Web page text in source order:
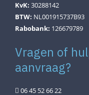
KvK: 30288142
BTW: NL001915737B93
Rabobank: 126679789
Vragen of
aanvraag?
06 45 52 66 22